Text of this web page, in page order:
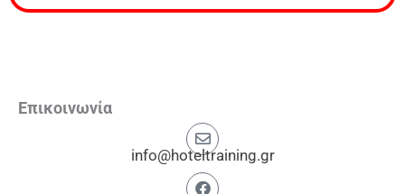
Επικοινωνία
info@hoteltraining.gr